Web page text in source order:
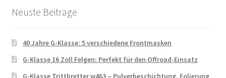
Neuste Beitrage
40 Jahre G-Klasse: 5 verschiedene Frontmasken
G-Klasse 16 Zoll Felgen: Perfekt für den Offroad-Einsatz